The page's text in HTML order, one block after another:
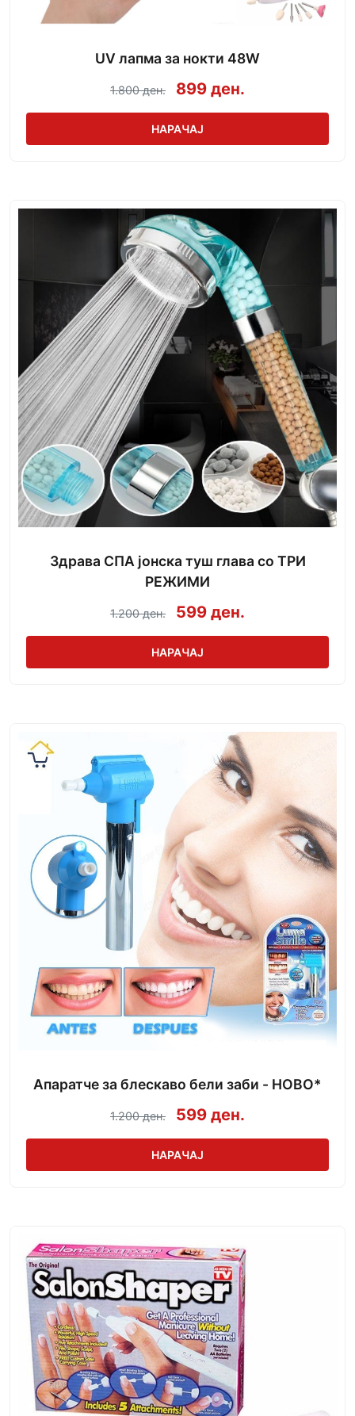
UV лапма за нокти 48W
1.800 ден. 899 ден.
НАРАЧАЈ
Здрава СПА јонска туш глава со ТРИ
РЕЖИМИ
1.200 ден. 599 ден.
НАРАЧАЈ
Апаратче за блескаво бели заби - НОВО*
1.200 ден. 599 ден.
НАРАЧАЈ